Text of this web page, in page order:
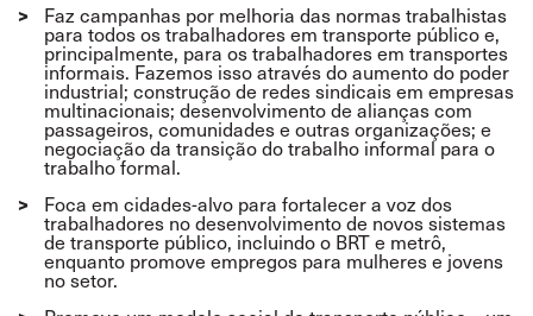
Faz campanhas por melhoria das normas trabalhistas
para todos os trabalhadores em transporte público e,
principalmente, para os trabalhadores em transportes
informais. Fazemos isso através do aumento do poder
industrial; construção de redes sindicais em empresas
multinacionais; desenvolvimento de alianças com
passageiros, comunidades e outras organizações; e
negociação da transição do trabalho informal para o
trabalho formal.
Foca em cidades-alvo para fortalecer a voz dos
trabalhadores no desenvolvimento de novos sistemas
de transporte público, incluindo o BRT e metrô,
enquanto promove empregos para mulheres e jovens
no setor.